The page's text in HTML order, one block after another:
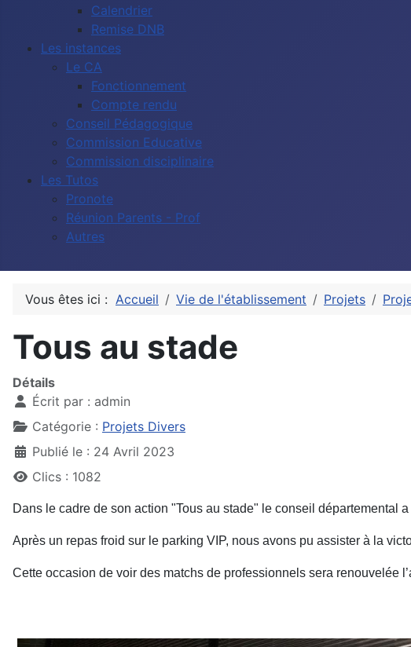
Calendrier
Remise DNB
Les instances
Le CA
Fonctionnement
Compte rendu
Conseil Pédagogique
Commission Educative
Commission disciplinaire
Les Tutos
Pronote
Réunion Parents - Prof
Autres
Vous êtes ici : Accueil Vie de l'établissement Projets
Tous au stade
Détails
Écrit par : admin
Catégorie : Projets Divers
Publié le : 24 Avril 2023
Clics : 1082
Dans le cadre de son action "Tous au stade" le conseil départemental
Après un repas froid sur le parking VIP, nous avons pu assister à la
Cette occasion de voir des matchs de professionnels sera renouvelée